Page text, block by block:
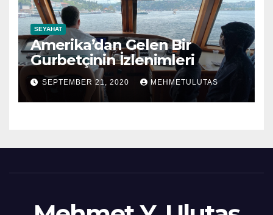
SEYAHAT
Amerika’dan Gelen Bir
Gurbetçinin İzlenimleri
SEPTEMBER 21, 2020 MEHMETULUTAS